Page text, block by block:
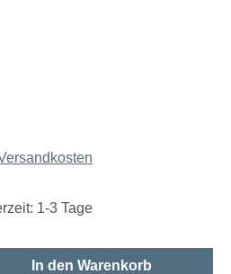
1-3 Tage
den gewünschten
In den Warenkorb